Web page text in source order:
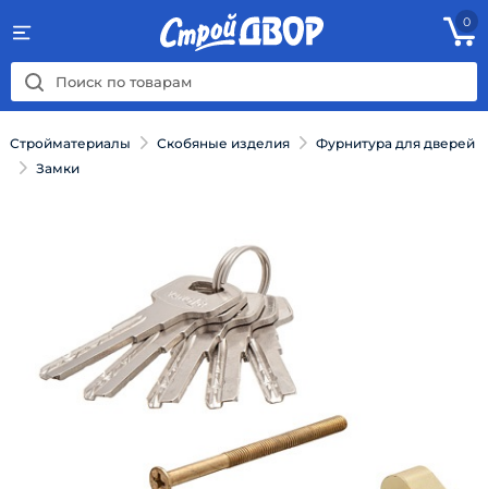
0
Стройматериалы Скобяные изделия
Фурнитура для дверей
Замки